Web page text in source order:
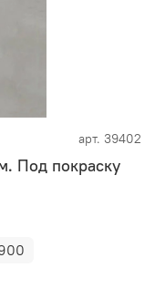
арт. 39402
Под покраску